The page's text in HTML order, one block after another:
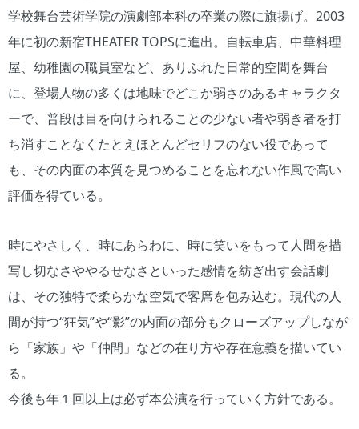
学校舞台芸術学院の演劇部本科の卒業の際に旗揚げ。2003
年に初の新宿THEATER TOPSに進出。自転車店、中華料理
屋、幼稚園の職員室など、ありふれた日常的空間を舞台
に、登場人物の多くは地味でどこか弱さのあるキャラクタ
ーで、普段は目を向けられることの少ない者や弱き者を打
ち消すことなくたとえほとんどセリフのない役であって
も、その内面の本質を見つめることを忘れない作風で高い
評価を得ている。
時にやさしく、時にあらわに、時に笑いをもって人間を描
写し切なさややるせなさといった感情を紡ぎ出す会話劇
は、その独特で柔らかな空気で客席を包み込む。現代の人
間が持つ“狂気”や“影”の内面の部分もクローズアップしなが
ら「家族」や「仲間」などの在り方や存在意義を描いてい
る。
今後も年１回以上は必ず本公演を行っていく方針である。